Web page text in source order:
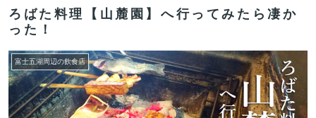
ろばた料理【山麓園】へ行ってみたら凄か
った！
富士五湖周辺の飲食店